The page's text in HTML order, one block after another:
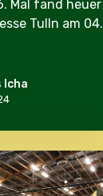
Mal fand heuer
Tulln am 04.
Icha